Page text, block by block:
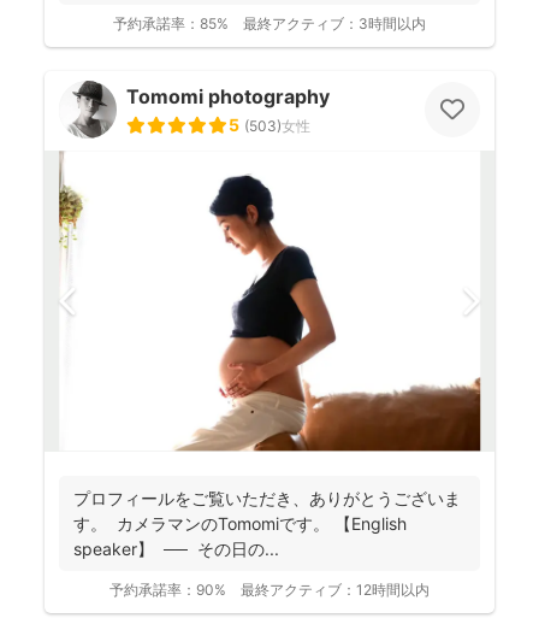
予約承諾率： 85% 最終アクティブ： 3時間以内
Tomomi photography
5 (503)女性
プロフィールをご覧いただき、ありがとうございま
す。 カメラマンのTomomiです。 【English
speaker】 ── その日の...
予約承諾率： 90% 最終アクティブ： 12時間以内